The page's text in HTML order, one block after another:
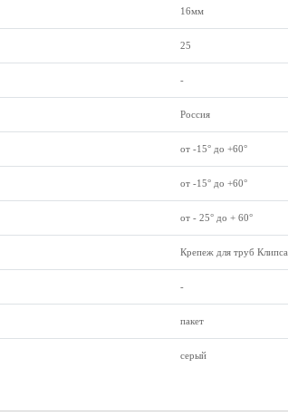
16мм
25
-
Россия
от -15° до +60°
от -15° до +60°
от - 25° до + 60°
Крепеж для труб Клипса
-
пакет
серый